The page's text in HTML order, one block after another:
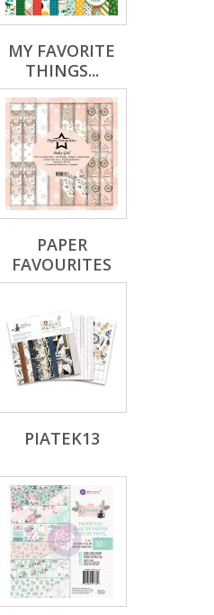
MY FAVORITE
THINGS...
PAPER
FAVOURITES
PIATEK13